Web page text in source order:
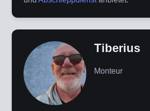
Tiberius
Monteur